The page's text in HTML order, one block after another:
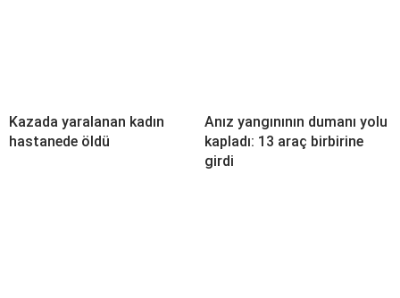
Kazada yaralanan kadın
hastanede öldü
Anız yangınının dumanı yolu
kapladı: 13 araç birbirine
girdi